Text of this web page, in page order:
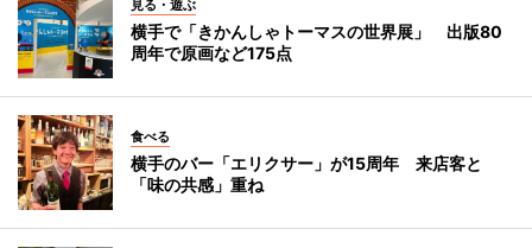
見る・遊ぶ
横手で「きかんしゃトーマスの世界展」 出版80
周年で原画など175点
食べる
横手のバー「エリクサー」が15周年 来店客と
「味の共感」重ね